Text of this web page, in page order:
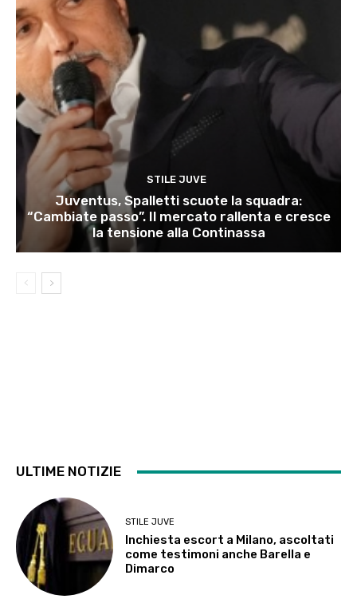
STILE JUVE
Juventus, Spalletti scuote la squadra:
“Cambiate passo”. Il mercato rallenta e cresce
la tensione alla Continassa
ULTIME NOTIZIE
STILE JUVE
Inchiesta escort a Milano, ascoltati
come testimoni anche Barella e
Dimarco